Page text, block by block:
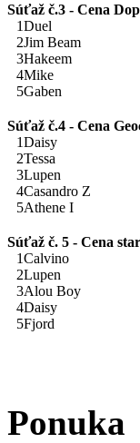
Súťaž č.3 - Cena
1Duel
2Jim Beam
3Hakeem
4Mike
5Gaben
Súťaž č.4 - Cena
1Daisy
2Tessa
3Lupen
4Casandro Z
5Athene I
Súťaž č. 5 - Cena
1Calvino
2Lupen
3Alou Boy
4Daisy
5Fjord
Ponuka